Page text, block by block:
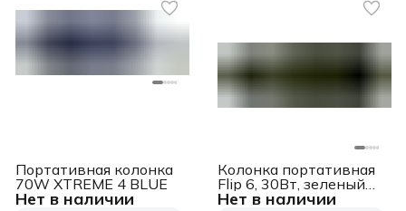
Нет в наличии
Портативная колонка
70W XTREME 4 BLUE
Нет в наличии
Колонка портативная
Flip 6, 30Вт, зеленый
[jblflip6gren]